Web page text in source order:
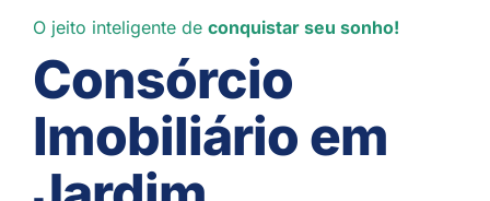
O jeito inteligente de conquistar seu sonho!
Consórcio
Imobiliário em